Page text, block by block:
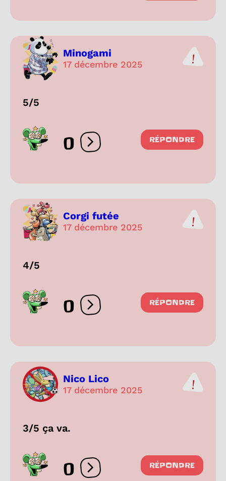
Minogami
17 décembre 2025
5/5
0 Ouvrir les réactions
RÉPONDRE
Corgi futée
17 décembre 2025
4/5
0 Ouvrir les réactions
RÉPONDRE
Nico Lico
17 décembre 2025
3/5 ça va.
0 Ouvrir les réactions
RÉPONDRE